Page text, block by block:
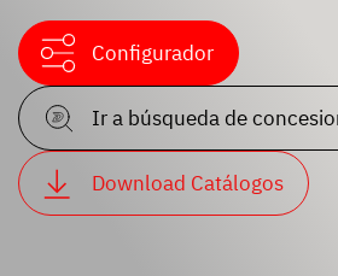
Configurador
Ir a búsqueda de
Download Catálogos